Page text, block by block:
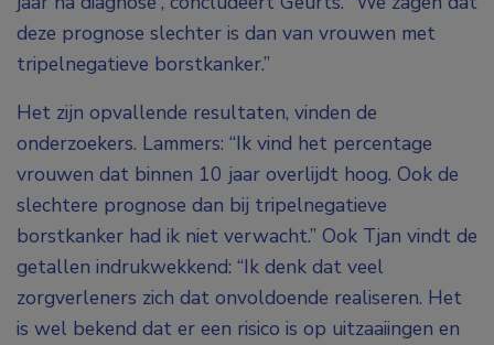
deze prognose slechter is dan van vrouwen met
tripelnegatieve borstkanker.”
Het zijn opvallende resultaten, vinden de
onderzoekers. Lammers: “Ik vind het percentage
vrouwen dat binnen 10 jaar overlijdt hoog. Ook de
slechtere prognose dan bij tripelnegatieve
borstkanker had ik niet verwacht.” Ook Tjan vindt de
getallen indrukwekkend: “Ik denk dat veel
zorgverleners zich dat onvoldoende realiseren. Het
is wel bekend dat er een risico is op uitzaaiingen en